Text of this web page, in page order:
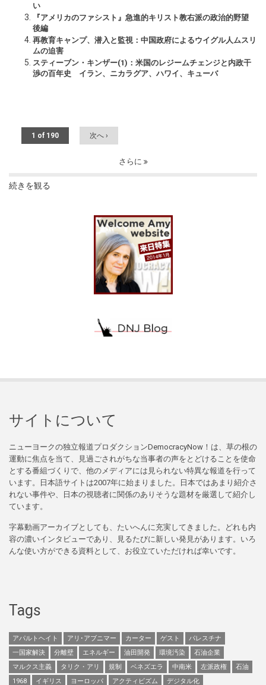
い
『アメリカのファシスト』急進的キリスト教右派の政治的野望
後編
再教育キャンプ、潜入と監視：中国政府によるウイグル人ムスリ
ムの迫害
スティーブン・キンザー(1)：米国のレジームチェンジと内政干
渉の百年史 イラン、ニカラグア、ハワイ、キューバ
1 of 190 次へ ›
さらに
続きを観る
サイトについて
ニューヨークの独立報道プロダクションDemocracyNow！は、草の根の
運動に焦点を当て、見過ごされがちな当事者の声をとどけることを使命
とする番組づくりで、他のメディアには見られない特異な報道を行って
います。日本語サイトは2007年に始まりました。日本ではあまり紹介さ
れない事件や、日本の視聴者に関係のありそうな題材を厳選して紹介し
ています。
字幕動画アーカイブとしても、たいへんに充実してきました。どれも内
容の濃いインタビューであり、見るたびに新しい発見があります。いろ
んな使い方ができる資料として、お役立ていただければ幸いです。
Tags
アパルトヘイト アリ･アブニマー カーター ゲスト
パレスチナ
一国家解決
分離壁 エネルギー 油田開発 環境汚染
石油企業
マルクス主義
タリク・アリ 規制 ベネズエラ 中南米 左派政権
石油
1968
イギリス ヨーロッパ アクティビズム デジタル化